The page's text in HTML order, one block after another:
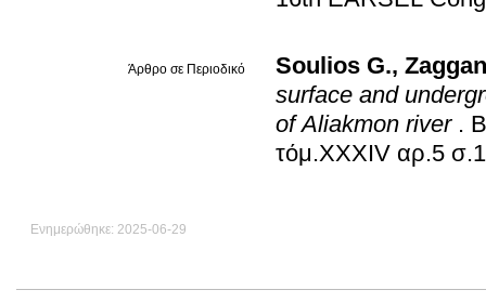
Άρθρο σε Περιοδικό Soulios G.,
surface and
of Aliakmon river .
τόμ.XXXIV αρ.5
Ενημερώθηκε: 2025-06-29